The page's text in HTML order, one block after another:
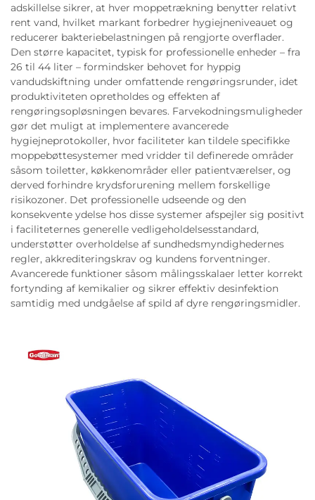
adskillelse sikrer, at hver moppetrækning benytter relativt
rent vand, hvilket markant forbedrer hygiejneniveauet og
reducerer bakteriebelastningen på rengjorte overflader.
Den større kapacitet, typisk for professionelle enheder – fra
26 til 44 liter – formindsker behovet for hyppig
vandudskiftning under omfattende rengøringsrunder, idet
produktiviteten opretholdes og effekten af
rengøringsopløsningen bevares. Farvekodningsmuligheder
gør det muligt at implementere avancerede
hygiejneprotokoller, hvor faciliteter kan tildele specifikke
moppebøttesystemer med vridder til definerede områder
såsom toiletter, køkkenområder eller patientværelser, og
derved forhindre krydsforurening mellem forskellige
risikozoner. Det professionelle udseende og den
konsekvente ydelse hos disse systemer afspejler sig positivt
i faciliteternes generelle vedligeholdelsesstandard,
understøtter overholdelse af sundhedsmyndighedernes
regler, akkrediteringskrav og kundens forventninger.
Avancerede funktioner såsom målingsskalaer letter korrekt
fortynding af kemikalier og sikrer effektiv desinfektion
samtidig med undgåelse af spild af dyre rengøringsmidler.